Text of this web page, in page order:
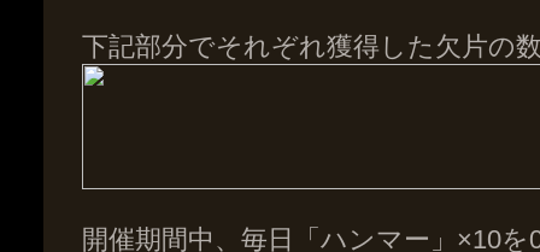
下記部分でそれぞれ獲得した欠片の
開催期間中、毎日「ハンマー」×10